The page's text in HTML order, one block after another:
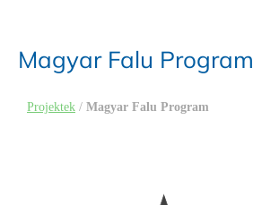
Magyar Falu Program
Projektek / Magyar Falu Program